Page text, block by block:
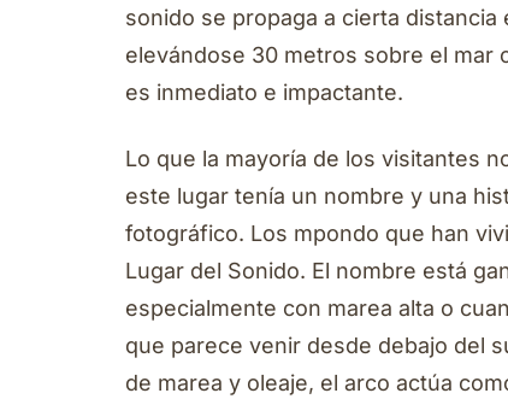
sonido se propaga a cierta
elevándose 30 metros sobre el mar
es inmediato e impactante.
Lo que la mayoría de los visitantes
este lugar tenía un nombre y una
fotográfico. Los mpondo que han
Lugar del Sonido. El nombre está
especialmente con marea alta o
que parece venir desde debajo del
de marea y oleaje, el arco actúa